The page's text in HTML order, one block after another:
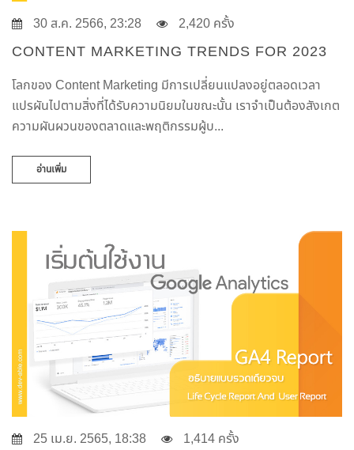
30 ส.ค. 2566, 23:28 2,420 ครั้ง
CONTENT MARKETING TRENDS FOR 2023
โลกของ Content Marketing มีการเปลี่ยนแปลงอยู่ตลอดเวลา
แปรผันไปตามสิ่งที่ได้รับความนิยมในขณะนั้น เราจำเป็นต้องสังเกต
ความผันผวนของตลาดและพฤติกรรมผู้บ...
อ่านเพิ่ม
25 เม.ย. 2565, 18:38 1,414 ครั้ง